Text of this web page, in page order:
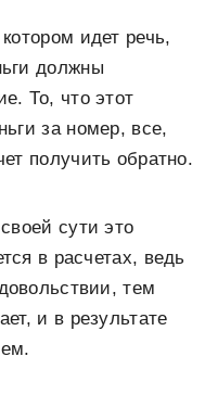
идет речь,
должны
То, что этот
за номер, все,
получить обратно.
сути это
в расчетах, ведь
тем
и в результате